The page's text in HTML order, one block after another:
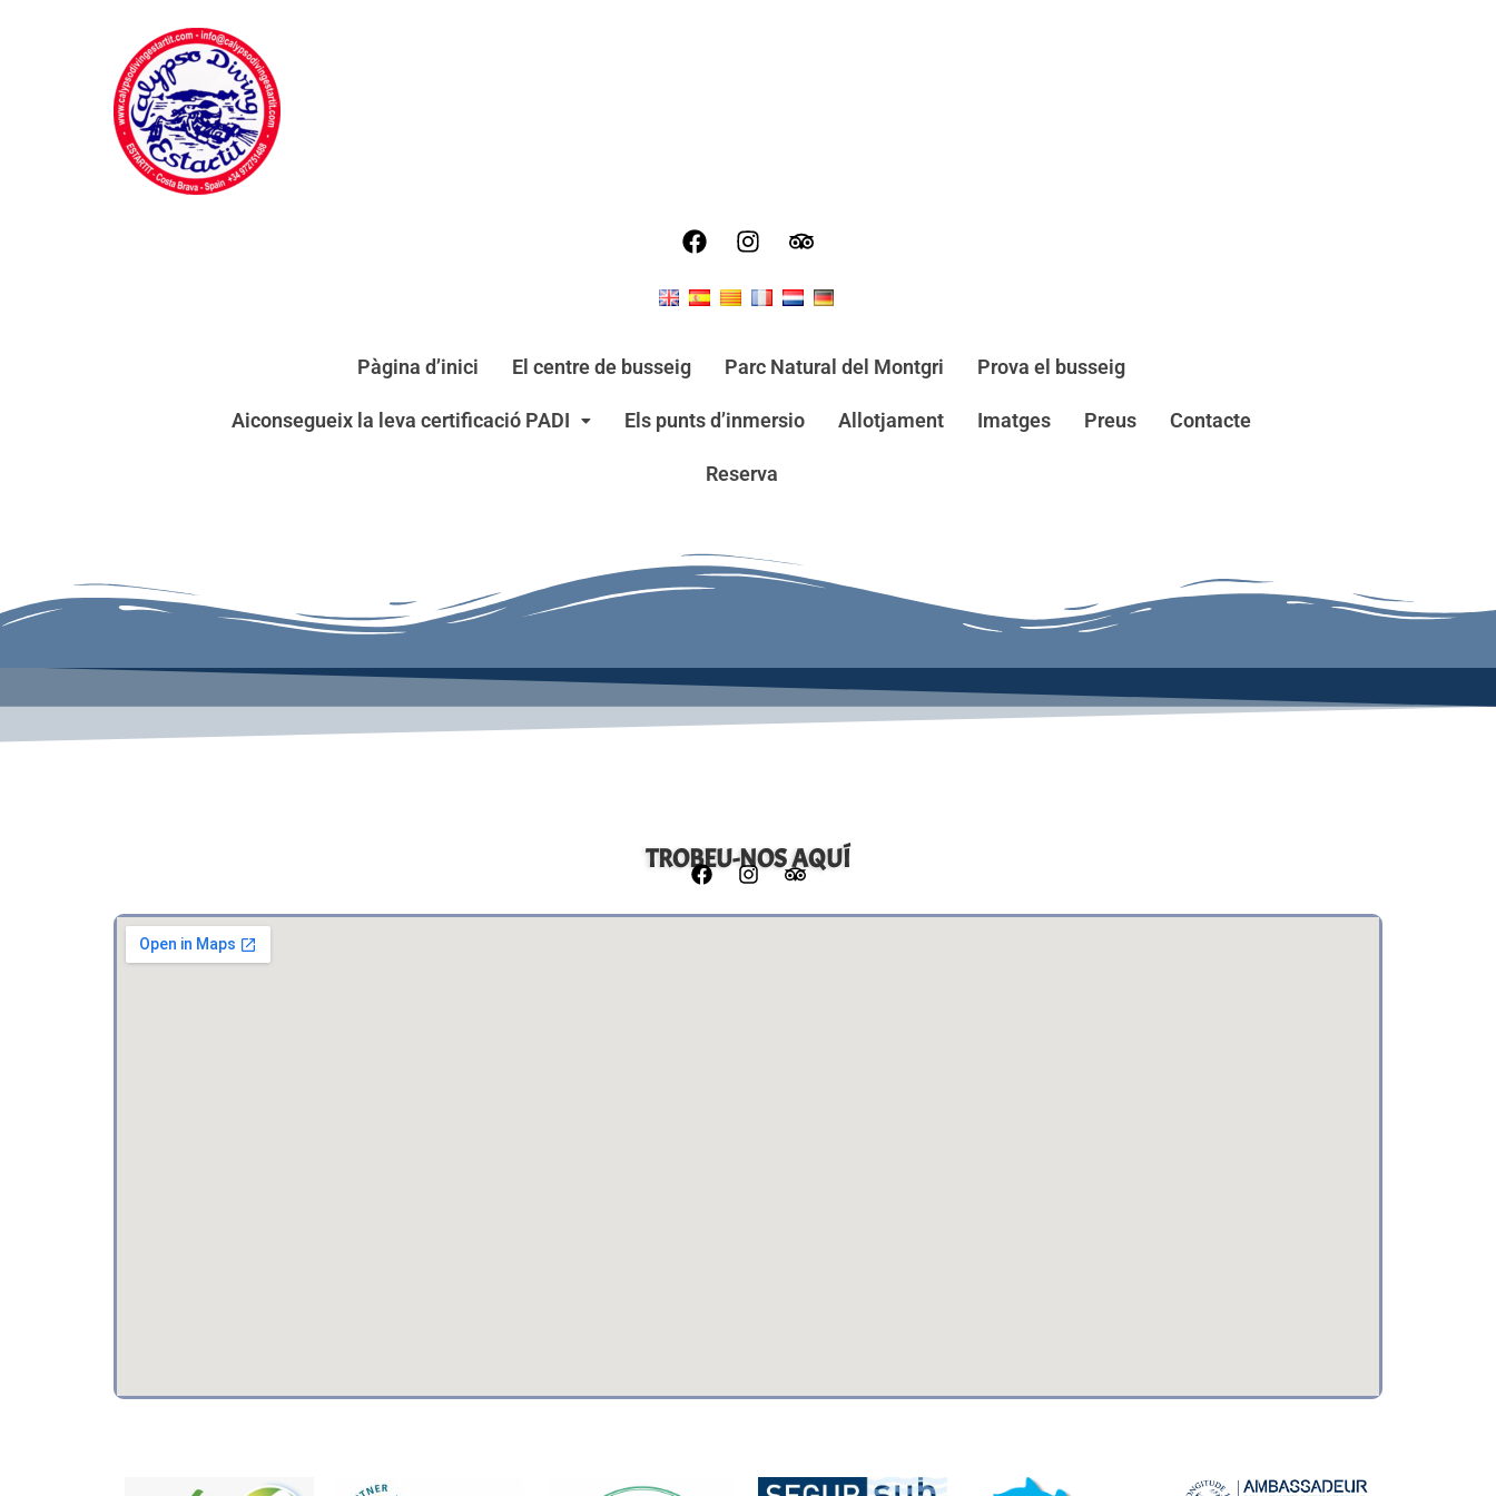
Pàgina d’inici El centre de busseig Parc Natural del Montgri Prova el busseig
Aiconsegueix la leva certificació PADI Els punts d’inmersio Allotjament Imatges Preus Contacte
Reserva
TROBEU-NOS AQUÍ